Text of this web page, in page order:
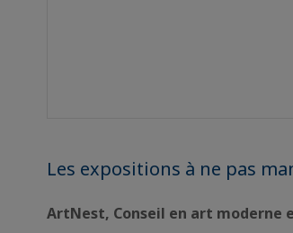
Les expositions à ne pas
ArtNest, Conseil en art moderne